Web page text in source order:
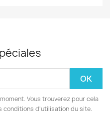
Vous trouverez pour cela
conditions d'utilisation du site.